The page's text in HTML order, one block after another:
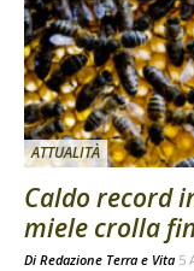
ATTUALITÀ
Caldo record
miele crolla
Di Redazione Terra e Vita 5